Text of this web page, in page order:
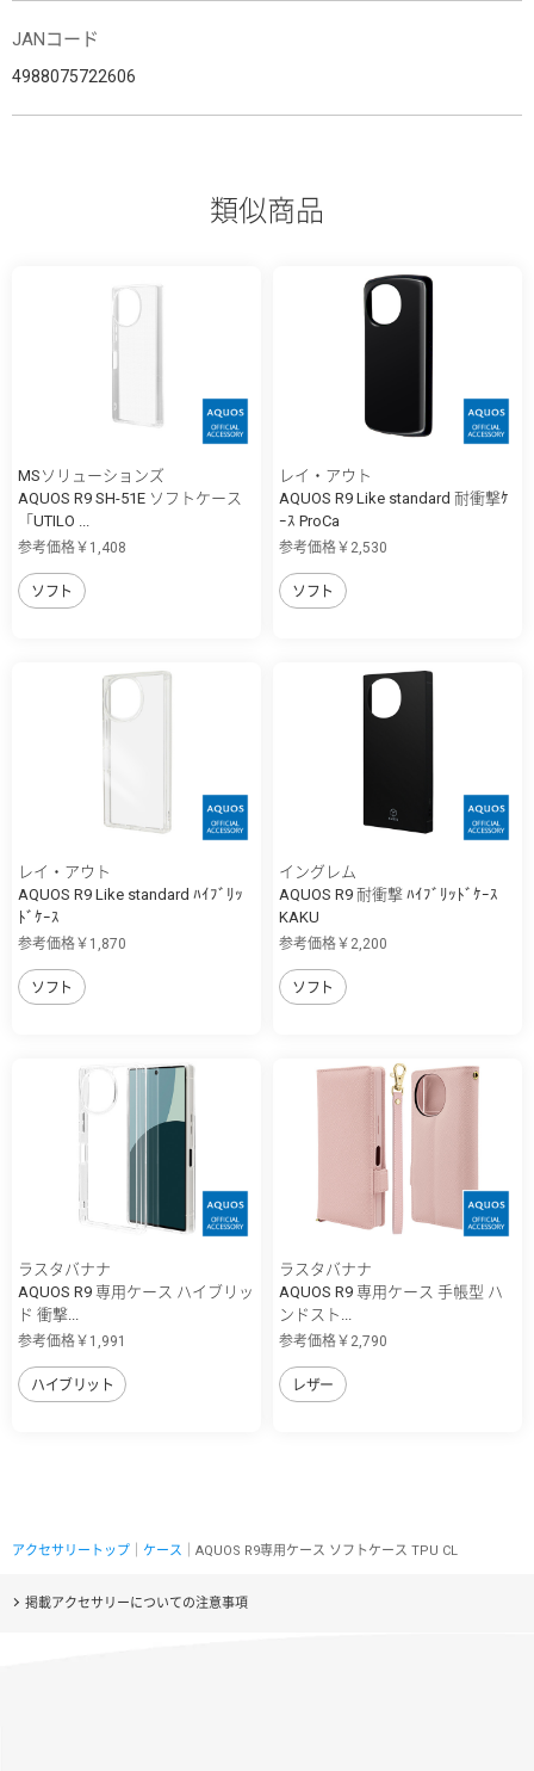
JANコード
4988075722606
類似商品
MSソリューションズ
AQUOS R9 SH-51E ソフトケース
「UTILO ...
参考価格￥1,408
ソフト
レイ・アウト
AQUOS R9 Like standard 耐衝撃ｹ
ｰｽ ProCa
参考価格￥2,530
ソフト
レイ・アウト
AQUOS R9 Like standard ﾊｲﾌﾞﾘｯ
ﾄﾞｹｰｽ
参考価格￥1,870
ソフト
イングレム
AQUOS R9 耐衝撃 ﾊｲﾌﾞﾘｯﾄﾞｹｰｽ
KAKU
参考価格￥2,200
ソフト
ラスタバナナ
AQUOS R9 専用ケース ハイブリッ
ド 衝撃...
参考価格￥1,991
ハイブリット
ラスタバナナ
AQUOS R9 専用ケース 手帳型 ハ
ンドスト...
参考価格￥2,790
レザー
アクセサリートップ ケース ｜AQUOS R9専用ケース ソフトケース TPU CL
掲載アクセサリーについての注意事項